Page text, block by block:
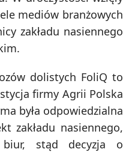
mediów branżowych
zakładu nasiennego
dolistych FoliQ to
firmy Agrii Polska
była odpowiedzialna
zakładu nasiennego,
stąd decyzja o